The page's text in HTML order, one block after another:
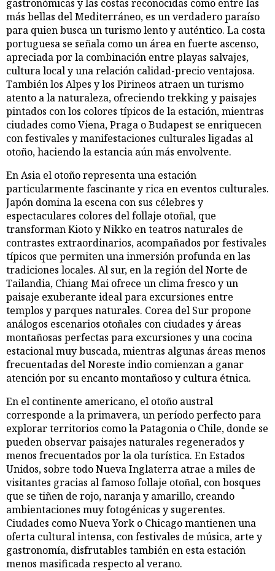
gastronómicas y las costas reconocidas como entre las
más bellas del Mediterráneo, es un verdadero paraíso
para quien busca un turismo lento y auténtico. La costa
portuguesa se señala como un área en fuerte ascenso,
apreciada por la combinación entre playas salvajes,
cultura local y una relación calidad-precio ventajosa.
También los Alpes y los Pirineos atraen un turismo
atento a la naturaleza, ofreciendo trekking y paisajes
pintados con los colores típicos de la estación, mientras
ciudades como Viena, Praga o Budapest se enriquecen
con festivales y manifestaciones culturales ligadas al
otoño, haciendo la estancia aún más envolvente.
En Asia el otoño representa una estación
particularmente fascinante y rica en eventos culturales.
Japón domina la escena con sus célebres y
espectaculares colores del follaje otoñal, que
transforman Kioto y Nikko en teatros naturales de
contrastes extraordinarios, acompañados por festivales
típicos que permiten una inmersión profunda en las
tradiciones locales. Al sur, en la región del Norte de
Tailandia, Chiang Mai ofrece un clima fresco y un
paisaje exuberante ideal para excursiones entre
templos y parques naturales. Corea del Sur propone
análogos escenarios otoñales con ciudades y áreas
montañosas perfectas para excursiones y una cocina
estacional muy buscada, mientras algunas áreas menos
frecuentadas del Noreste indio comienzan a ganar
atención por su encanto montañoso y cultura étnica.
En el continente americano, el otoño austral
corresponde a la primavera, un período perfecto para
explorar territorios como la Patagonia o Chile, donde se
pueden observar paisajes naturales regenerados y
menos frecuentados por la ola turística. En Estados
Unidos, sobre todo Nueva Inglaterra atrae a miles de
visitantes gracias al famoso follaje otoñal, con bosques
que se tiñen de rojo, naranja y amarillo, creando
ambientaciones muy fotogénicas y sugerentes.
Ciudades como Nueva York o Chicago mantienen una
oferta cultural intensa, con festivales de música, arte y
gastronomía, disfrutables también en esta estación
menos masificada respecto al verano.